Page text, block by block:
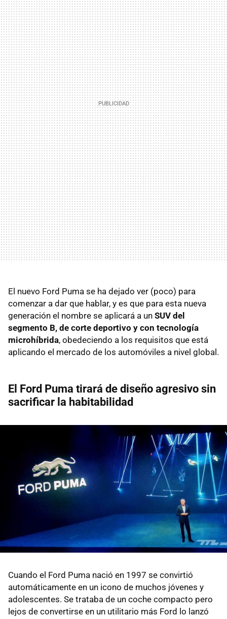
El nuevo Ford Puma se ha dejado ver (poco) para
comenzar a dar que hablar, y es que para esta nueva
generación el nombre se aplicará a un SUV del
segmento B, de corte deportivo y con tecnología
microhíbrida, obedeciendo a los requisitos que está
aplicando el mercado de los automóviles a nivel global.
El Ford Puma tirará de diseño agresivo sin
sacrificar la habitabilidad
Cuando el Ford Puma nació en 1997 se convirtió
automáticamente en un icono de muchos jóvenes y
adolescentes. Se trataba de un coche compacto pero
lejos de convertirse en un utilitario más Ford lo lanzó